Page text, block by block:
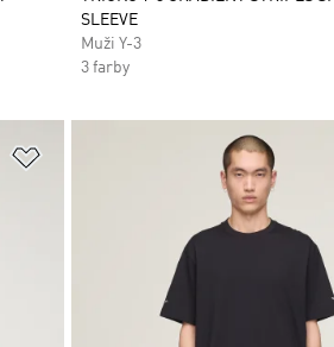
SLEEVE
Muži Y-3
3 farby
Pridať do zoznamu želaných